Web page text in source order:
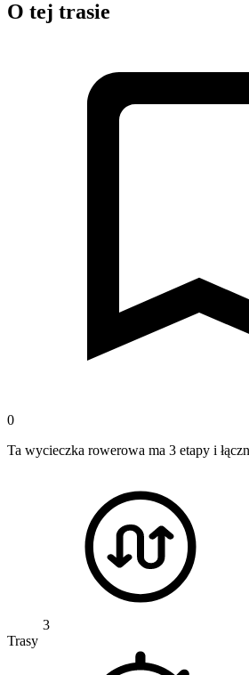
O tej trasie
0
Ta wycieczka rowerowa ma 3 etapy i
3
Trasy